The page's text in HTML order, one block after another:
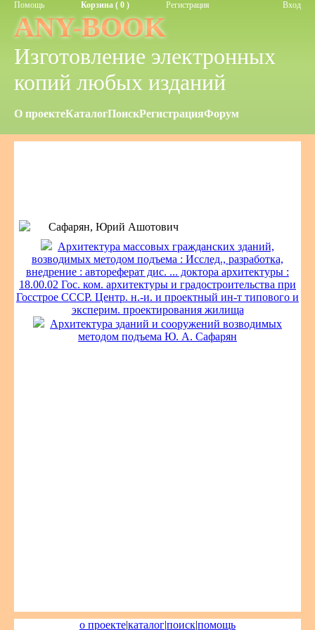
Помощь Корзина ( 0 ) Регистрация Вход
ANY-BOOK
Изготовление электронных
копий любых изданий
О проектеКаталогПоискРегистрацияФорум
Сафарян, Юрий Ашотович
Архитектура массовых гражданских зданий,
возводимых методом подъема : Исслед., разработка,
внедрение : автореферат дис. ... доктора архитектуры :
18.00.02 Гос. ком. архитектуры и градостроительства при
Госстрое СССР. Центр. н.-и. и проектный ин-т типового и
эксперим. проектирования жилища
Архитектура зданий и сооружений возводимых
методом подъема Ю. А. Сафарян
о проекте|каталог|поиск|помощь